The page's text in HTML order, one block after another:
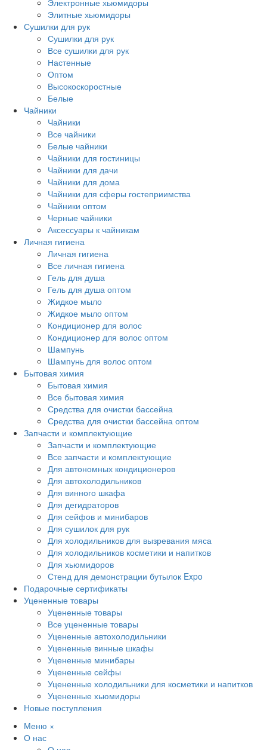
Электронные хьюмидоры
Элитные хьюмидоры
Сушилки для рук
Сушилки для рук
Все сушилки для рук
Настенные
Оптом
Высокоскоростные
Белые
Чайники
Чайники
Все чайники
Белые чайники
Чайники для гостиницы
Чайники для дачи
Чайники для дома
Чайники для сферы гостеприимства
Чайники оптом
Черные чайники
Аксессуары к чайникам
Личная гигиена
Личная гигиена
Все личная гигиена
Гель для душа
Гель для душа оптом
Жидкое мыло
Жидкое мыло оптом
Кондиционер для волос
Кондиционер для волос оптом
Шампунь
Шампунь для волос оптом
Бытовая химия
Бытовая химия
Все бытовая химия
Средства для очистки бассейна
Средства для очистки бассейна оптом
Запчасти и комплектующие
Запчасти и комплектующие
Все запчасти и комплектующие
Для автономных кондиционеров
Для автохолодильников
Для винного шкафа
Для дегидраторов
Для сейфов и минибаров
Для сушилок для рук
Для холодильников для вызревания мяса
Для холодильников косметики и напитков
Для хьюмидоров
Стенд для демонстрации бутылок Expo
Подарочные сертификаты
Уцененные товары
Уцененные товары
Все уцененные товары
Уцененные автохолодильники
Уцененные винные шкафы
Уцененные минибары
Уцененные сейфы
Уцененные холодильники для косметики и напитков
Уцененные хьюмидоры
Новые поступления
Меню ×
О нас